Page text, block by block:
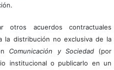
otros acuerdos contractuales
la distribución no exclusiva de la
Comunicación y Sociedad(por
institucional o publicarlo en un